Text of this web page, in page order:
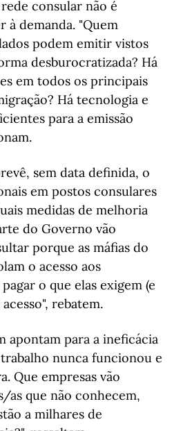
consular não é
à demanda. "Quem
podem emitir vistos
desburocratizada? Há
em todos os principais
Há tecnologia e
para a emissão
sem data definida, o
em postos consulares
medidas de melhoria
do Governo vão
porque as máfias do
o acesso aos
o que elas exigem (e
rebatem.
apontam para a ineficácia
nunca funcionou e
Que empresas vão
que não conhecem,
a milhares de